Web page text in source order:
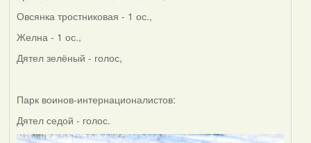
Овсянка тростниковая - 1 ос.,
Желна - 1 ос.,
Дятел зелёный - голос,
Парк воинов-интернационалистов:
Дятел седой - голос.